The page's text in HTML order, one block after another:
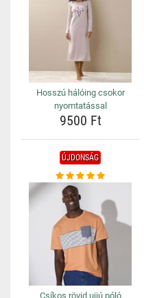
Hosszú hálóing csokor
nyomtatással
9500 Ft
ÚJDONSÁG
Csíkos rövid ujjú póló